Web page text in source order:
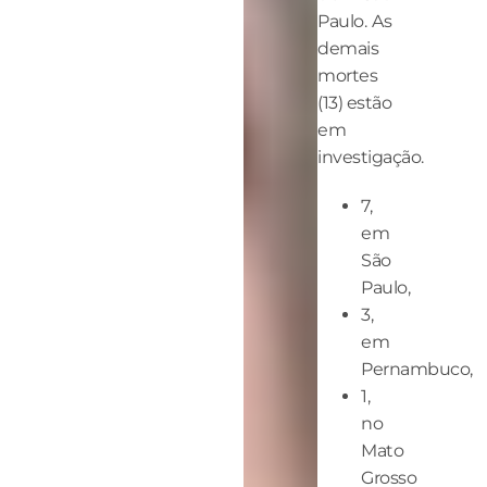
Paulo. As
demais
mortes
(13) estão
em
investigação.
7,
em
São
Paulo,
3,
em
Pernambuco,
1,
no
Mato
Grosso